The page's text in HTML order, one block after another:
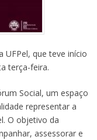
UFPel, que teve início
terça-feira.
Social, um espaço
representar a
O objetivo da
assessorar e